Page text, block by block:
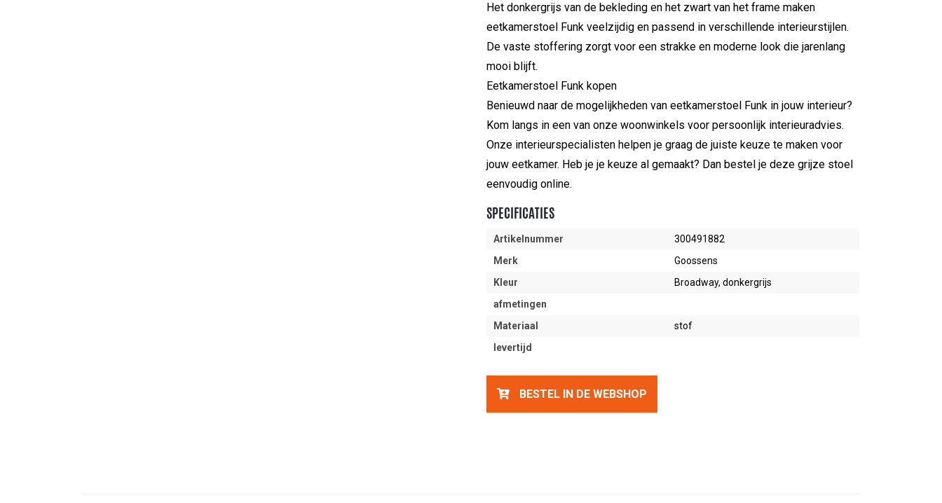
Het donkergrijs van de bekleding en het zwart van het frame maken
eetkamerstoel Funk veelzijdig en passend in verschillende interieurstijlen.
De vaste stoffering zorgt voor een strakke en moderne look die jarenlang
mooi blijft.
Eetkamerstoel Funk kopen
Benieuwd naar de mogelijkheden van eetkamerstoel Funk in jouw interieur?
Kom langs in een van onze woonwinkels voor persoonlijk interieuradvies.
Onze interieurspecialisten helpen je graag de juiste keuze te maken voor
jouw eetkamer. Heb je je keuze al gemaakt? Dan bestel je deze grijze stoel
eenvoudig online.
SPECIFICATIES
Artikelnummer
300491882
Merk
Goossens
Kleur
Broadway, donkergrijs
afmetingen
Materiaal
stof
levertijd
BESTEL IN DE WEBSHOP